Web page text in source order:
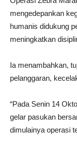
mengedepankan
humanis didukung
meningkatkan
Ia menambahkan,
pelanggaran,
“Pada Senin 14
gelar pasukan
dimulainya operasi